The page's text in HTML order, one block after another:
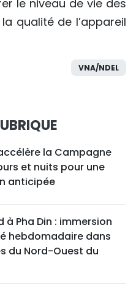
le niveau de vie des
qualité de l’appareil
VNA/NDEL
la Campagne
et nuits pour une
anticipée
à Pha Din : immersion
hebdomadaire dans
du Nord-Ouest du